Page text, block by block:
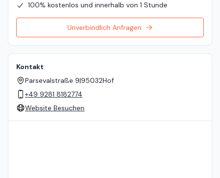
100% kostenlos und innerhalb von 1 Stunde
Unverbindlich Anfragen
Kontakt
Parsevalstraße 9|95032Hof
+49 9281 8182774
Website Besuchen